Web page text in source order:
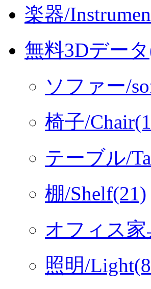
楽器/
無料3Dデー
ソファー/
椅子/
テーブル/
棚/Shelf(21)
オフィス家
照明/